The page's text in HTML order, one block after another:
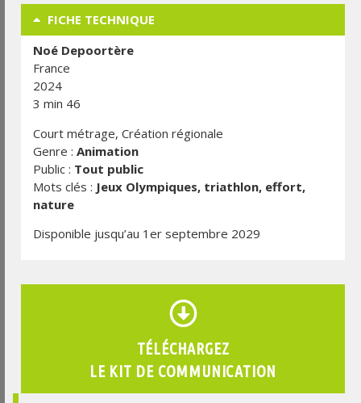
FICHE TECHNIQUE
Noé Depoortère
France
2024
3 min 46
Court métrage, Création régionale
Genre : Animation
Public : Tout public
Mots clés : Jeux Olympiques, triathlon, effort,
nature
Disponible jusqu’au 1er septembre 2029
TÉLÉCHARGEZ
LE KIT DE COMMUNICATION